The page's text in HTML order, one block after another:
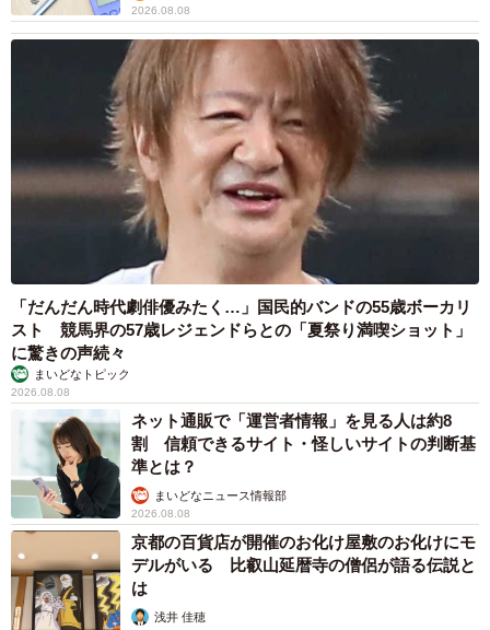
2026.08.08
「だんだん時代劇俳優みたく…」国民的バンドの55歳ボーカリ
スト 競馬界の57歳レジェンドらとの「夏祭り満喫ショット」
に驚きの声続々
まいどなトピック
2026.08.08
ネット通販で「運営者情報」を見る人は約8
割 信頼できるサイト・怪しいサイトの判断基
準とは？
まいどなニュース情報部
2026.08.08
京都の百貨店が開催のお化け屋敷のお化けにモ
デルがいる 比叡山延暦寺の僧侶が語る伝説と
は
浅井 佳穂